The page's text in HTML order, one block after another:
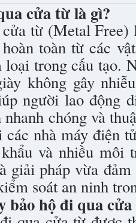
cửa từ là gì?
từ (Metal Free)
toàn từ các
trong cấu tạo.
không gây
người lao động
chóng và
nhà máy điện
và nhiều môi
giải pháp vừa
soát an ninh
bảo hộ đi qua